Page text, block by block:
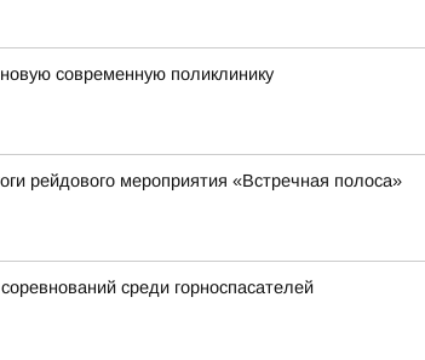
современную поликлинику
рейдового мероприятия «Встречная полоса»
среди горноспасателей